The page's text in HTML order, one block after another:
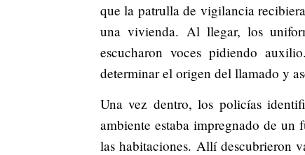
que la patrulla de vigilancia
una vivienda. Al llegar, los
escucharon voces pidiendo
determinar el origen del llamado y
Una vez dentro, los policías
ambiente estaba impregnado de
las habitaciones. Allí descubrieron